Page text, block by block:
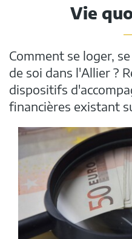
Vie
Comment se loger,
de soi dans l'Allier ?
dispositifs
financières existant
Dans
cette
rubrique